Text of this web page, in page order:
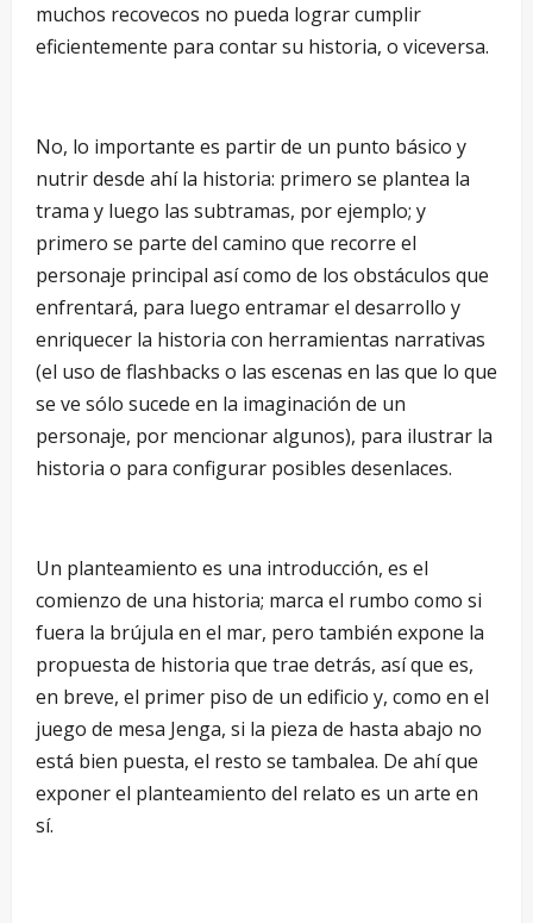
muchos recovecos no pueda lograr cumplir
eficientemente para contar su historia, o viceversa.
No, lo importante es partir de un punto básico y
nutrir desde ahí la historia: primero se plantea la
trama y luego las subtramas, por ejemplo; y
primero se parte del camino que recorre el
personaje principal así como de los obstáculos que
enfrentará, para luego entramar el desarrollo y
enriquecer la historia con herramientas narrativas
(el uso de flashbacks o las escenas en las que lo que
se ve sólo sucede en la imaginación de un
personaje, por mencionar algunos), para ilustrar la
historia o para configurar posibles desenlaces.
Un planteamiento es una introducción, es el
comienzo de una historia; marca el rumbo como si
fuera la brújula en el mar, pero también expone la
propuesta de historia que trae detrás, así que es,
en breve, el primer piso de un edificio y, como en el
juego de mesa Jenga, si la pieza de hasta abajo no
está bien puesta, el resto se tambalea. De ahí que
exponer el planteamiento del relato es un arte en
sí.